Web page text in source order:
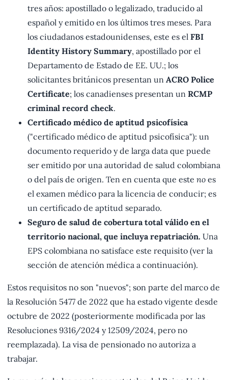
tres años: apostillado o legalizado, traducido al
español y emitido en los últimos tres meses. Para
los ciudadanos estadounidenses, este es el FBI
Identity History Summary, apostillado por el
Departamento de Estado de EE. UU.; los
solicitantes británicos presentan un ACRO Police
Certificate; los canadienses presentan un RCMP
criminal record check.
Certificado médico de aptitud psicofísica
("certificado médico de aptitud psicofísica"): un
documento requerido y de larga data que puede
ser emitido por una autoridad de salud colombiana
o del país de origen. Ten en cuenta que este no es
el examen médico para la licencia de conducir; es
un certificado de aptitud separado.
Seguro de salud de cobertura total válido en el
territorio nacional, que incluya repatriación. Una
EPS colombiana no satisface este requisito (ver la
sección de atención médica a continuación).
Estos requisitos no son "nuevos"; son parte del marco de
la Resolución 5477 de 2022 que ha estado vigente desde
octubre de 2022 (posteriormente modificada por las
Resoluciones 9316/2024 y 12509/2024, pero no
reemplazada). La visa de pensionado no autoriza a
trabajar.